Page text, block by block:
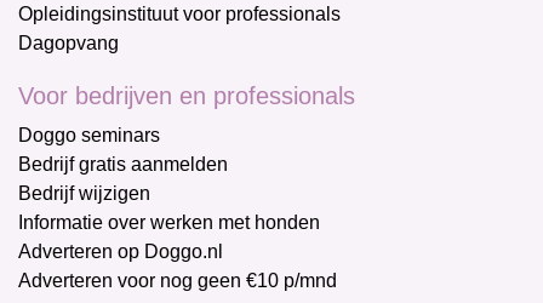
Opleidingsinstituut voor professionals
Dagopvang
Voor bedrijven en professionals
Doggo seminars
Bedrijf gratis aanmelden
Bedrijf wijzigen
Informatie over werken met honden
Adverteren op Doggo.nl
Adverteren voor nog geen €10 p/mnd